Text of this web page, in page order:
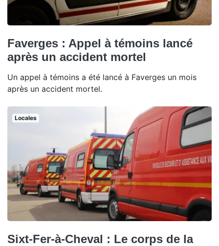
Faverges : Appel à témoins lancé
après un accident mortel
Un appel à témoins a été lancé à Faverges un mois
après un accident mortel.
Locales
Sixt-Fer-à-Cheval : Le corps de la